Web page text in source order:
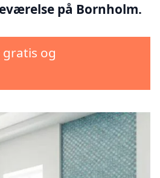
på Bornholm.
gratis og